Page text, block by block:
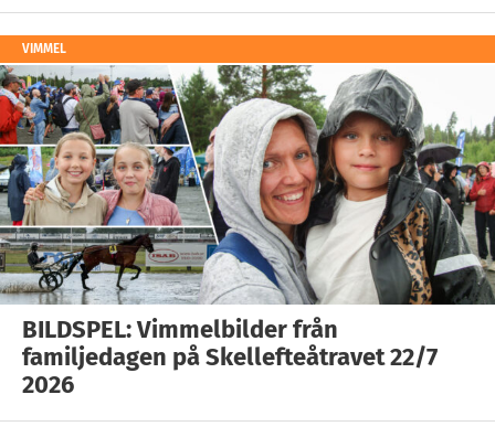
VIMMEL
BILDSPEL: Vimmelbilder från
familjedagen på Skellefteåtravet 22/7
2026